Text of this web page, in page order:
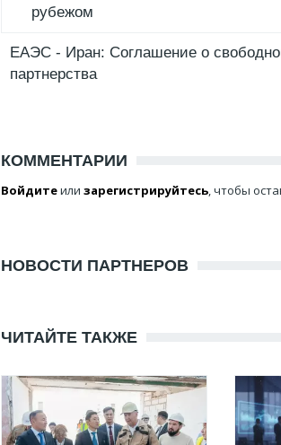
рубежом
ЕАЭС - Иран: Соглашение о
партнерства
КОММЕНТАРИИ
Войдитеили зарегистрируйтесь, чтобы
НОВОСТИ ПАРТНЕРОВ
ЧИТАЙТЕ ТАКЖЕ